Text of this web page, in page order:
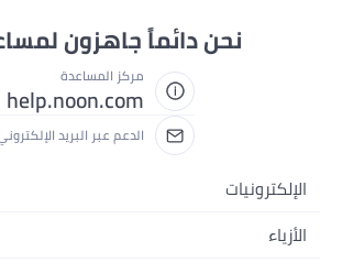
نحن دائماً جاهزون
مركز المساعدة
help.noon.com
الدعم عبر البريد الإلكتروني
الإلكترونيات
الجوالات
الأزياء